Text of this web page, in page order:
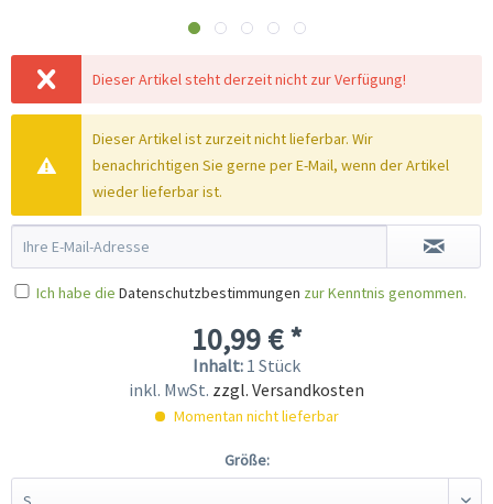
Dieser Artikel steht derzeit nicht zur Verfügung!
Dieser Artikel ist zurzeit nicht lieferbar. Wir
benachrichtigen Sie gerne per E-Mail, wenn der Artikel
wieder lieferbar ist.
Ich habe die Datenschutzbestimmungen zur Kenntnis genommen.
10,99 € *
Inhalt: 1 Stück
inkl. MwSt. zzgl. Versandkosten
Momentan nicht lieferbar
Größe: